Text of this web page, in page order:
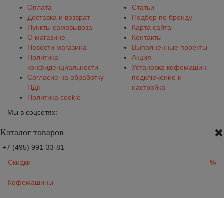
Оплата
Доставка и возврат
Пункты самовывоза
О магазине
Новости магазина
Политика
конфиденциальности
Согласие на обработку
ПДн
Политика cookie
Статьи
Подбор по бренду
Карта сайта
Контакты
Выполненные проекты
Акция
Установка кофемашин -
подключение и
настройка
Мы в соцсетях:
Каталог товаров
+7 (495) 991-33-81
Скидки
%
Кофемашины